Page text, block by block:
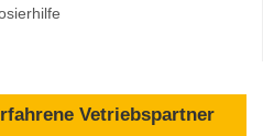
Vetriebspartner